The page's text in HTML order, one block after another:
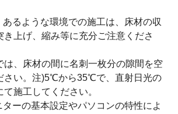
るような環境での施工は、床材の収
き上げ、縮み等に充分ご注意くださ
は、床材の間に名刺一枚分の隙間を空
さい。注)5℃から35℃で、直射日光の
施工してください。
ーの基本設定やパソコンの特性によ